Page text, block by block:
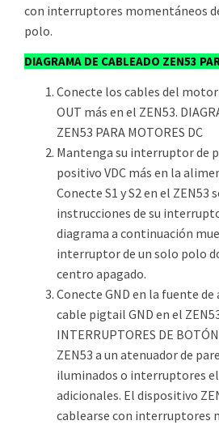
con interruptores momentáneos
polo.
DIAGRAMA DE CABLEADO ZEN53
Conecte los cables del motor
OUT más en el ZEN53.
ZEN53 PARA MOTORES DC
Mantenga su interruptor de
positivo VDC más en la
Conecte S1 y S2 en el ZEN53
instrucciones de su
diagrama a continuación
interruptor de un solo polo
centro apagado.
Conecte GND en la fuente
cable pigtail GND en el
INTERRUPTORES DE
ZEN53 a un atenuador de
iluminados o interruptores
adicionales. El dispositivo
cablearse con interruptores